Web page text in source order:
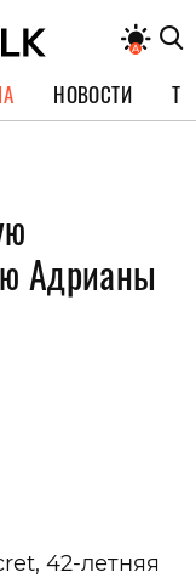
НОВОСТИ
Адрианы
42-летняя